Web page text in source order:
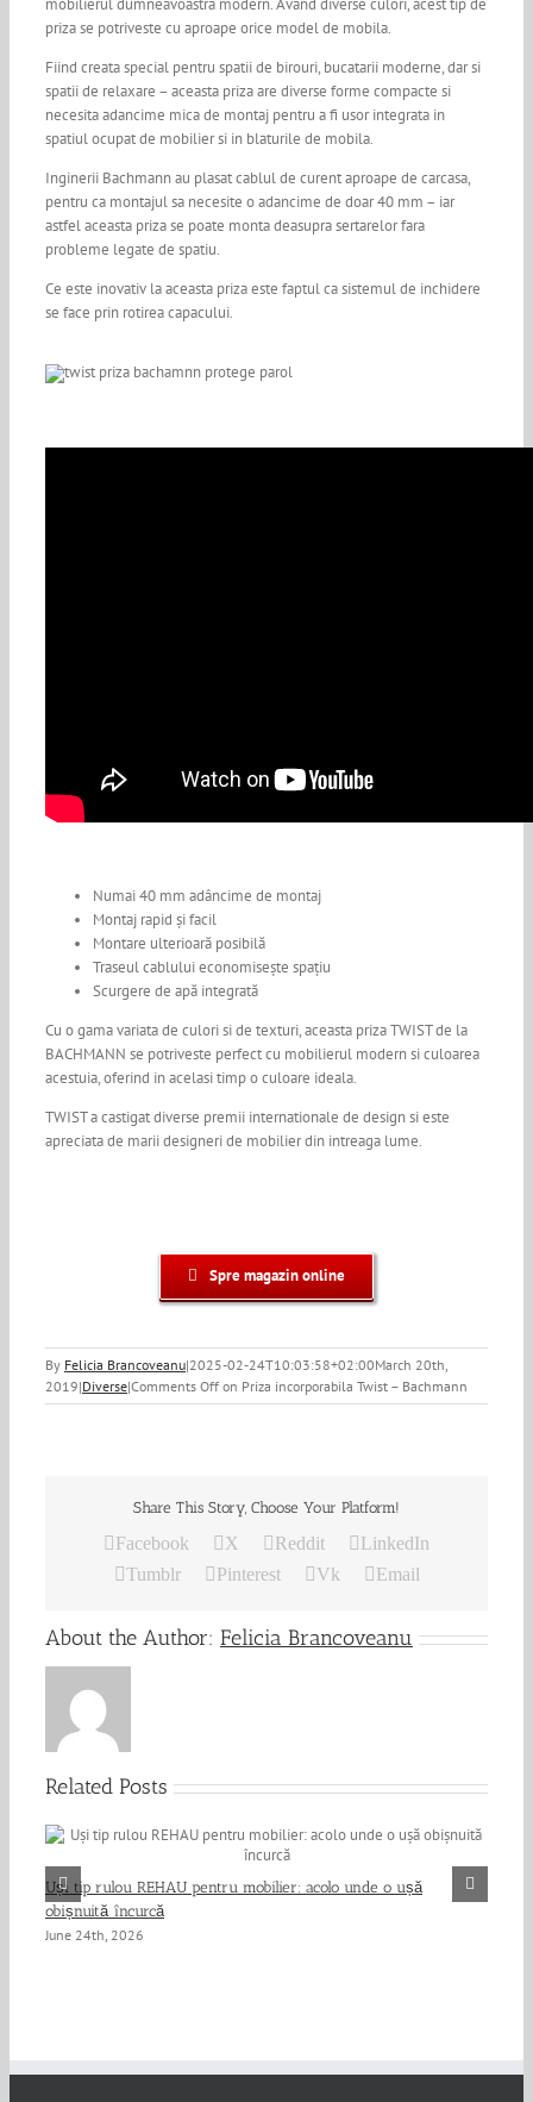
mobilierul dumneavoastra modern. Avand diverse culori, acest tip de
priza se potriveste cu aproape orice model de mobila.
Fiind creata special pentru spatii de birouri, bucatarii moderne, dar si
spatii de relaxare – aceasta priza are diverse forme compacte si
necesita adancime mica de montaj pentru a fi usor integrata in
spatiul ocupat de mobilier si in blaturile de mobila.
Inginerii Bachmann au plasat cablul de curent aproape de carcasa,
pentru ca montajul sa necesite o adancime de doar 40 mm – iar
astfel aceasta priza se poate monta deasupra sertarelor fara
probleme legate de spatiu.
Ce este inovativ la aceasta priza este faptul ca sistemul de inchidere
se face prin rotirea capacului.
Numai 40 mm adâncime de montaj
Montaj rapid și facil
Montare ulterioară posibilă
Traseul cablului economisește spațiu
Scurgere de apă integrată
Cu o gama variata de culori si de texturi, aceasta priza TWIST de la
BACHMANN se potriveste perfect cu mobilierul modern si culoarea
acestuia, oferind in acelasi timp o culoare ideala.
TWIST a castigat diverse premii internationale de design si este
apreciata de marii designeri de mobilier din intreaga lume.
Spre magazin online
By Felicia Brancoveanu|2025-02-24T10:03:58+02:00March 20th,
2019|Diverse|Comments Off on Priza incorporabila Twist – Bachmann
Share This Story, Choose Your Platform!
Facebook X Reddit
LinkedIn
Tumblr
Pinterest Vk Email
About the Author: Felicia Brancoveanu
Related Posts
Uși tip rulou REHAU pentru mobilier: acolo unde o ușă
obișnuită încurcă
June 24th, 2026